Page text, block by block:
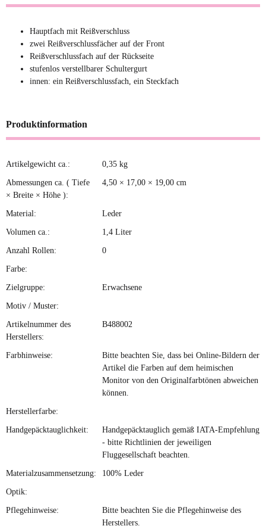
Hauptfach mit Reißverschluss
zwei Reißverschlussfächer auf der Front
Reißverschlussfach auf der Rückseite
stufenlos verstellbarer Schultergurt
innen: ein Reißverschlussfach, ein Steckfach
Produktinformation
Produkteigenschaft
Wert
Artikelgewicht ca.: 0,35 kg
Abmessungen ca. ( Tiefe
× Breite × Höhe ):
4,50 × 17,00 × 19,00 cm
Material: Leder
Volumen ca.: 1,4 Liter
Anzahl Rollen: 0
Farbe:
Zielgruppe: Erwachsene
Motiv / Muster:
Artikelnummer des
Herstellers:
B488002
Farbhinweise:
Bitte beachten Sie, dass bei Online-Bildern der
Artikel die Farben auf dem heimischen
Monitor von den Originalfarbtönen abweichen
können.
Herstellerfarbe:
Handgepäcktauglichkeit:
Handgepäcktauglich gemäß IATA-Empfehlung
- bitte Richtlinien der jeweiligen
Fluggesellschaft beachten.
Materialzusammensetzung: 100% Leder
Optik:
Pflegehinweise:
Bitte beachten Sie die Pflegehinweise des
Herstellers.